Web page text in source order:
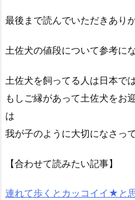
最後まで読んでいただきあり
土佐犬の値段について参考に
土佐犬を飼ってる人は日本で
もしご縁があって土佐犬をお
は
我が子のように大切になさっ
【合わせて読みたい記事】
連れて歩くとカッコイイ★と